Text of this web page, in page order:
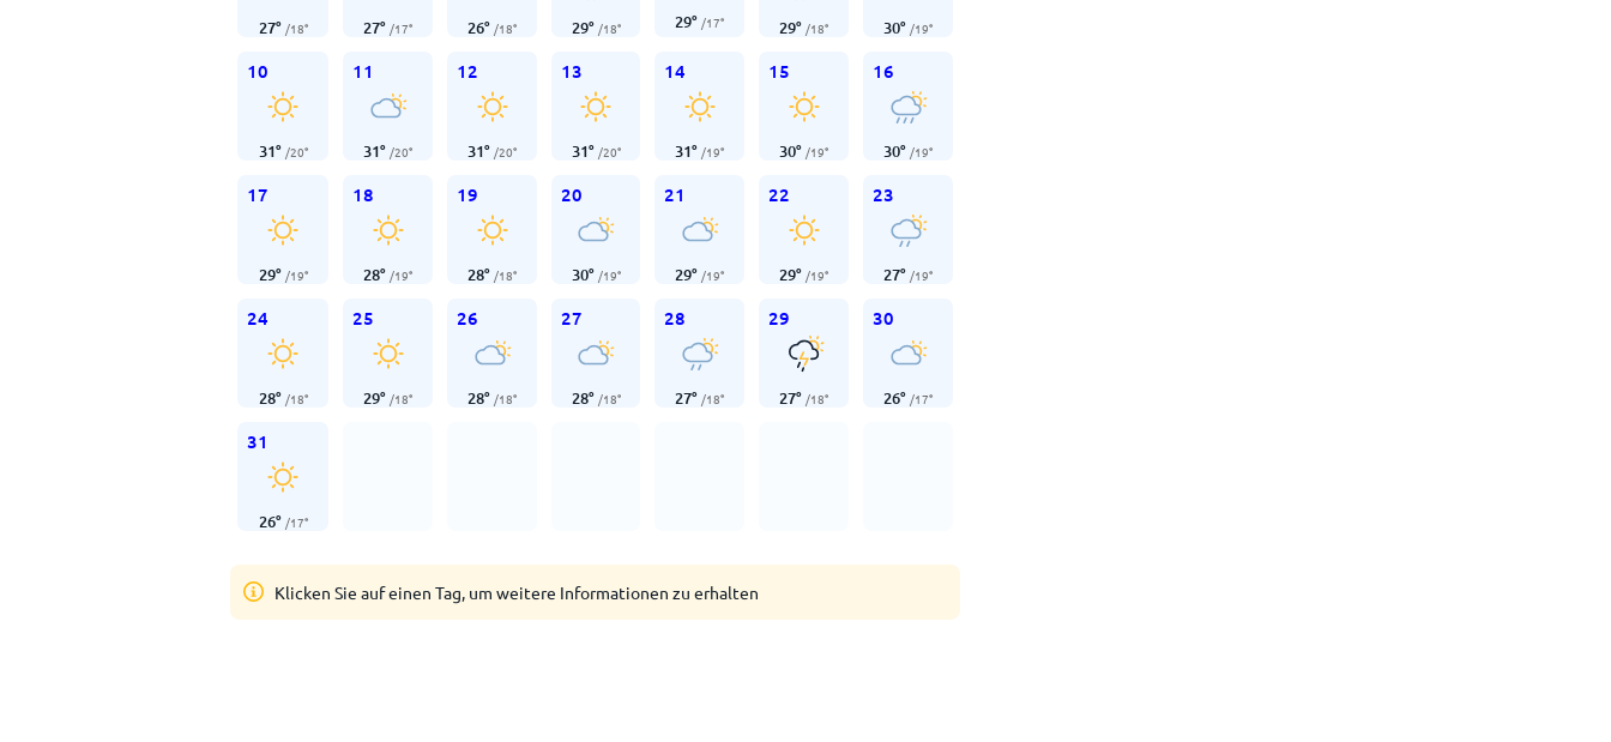
27° /18° 27° /17° 26° /18° 29° /18° 29° /17° 29° /18° 30° /19°
10
31° /20°
11
31° /20°
12
31° /20°
13
31° /20°
14
31° /19°
15
30° /19°
16
30° /19°
17
29° /19°
18
28° /19°
19
28° /18°
20
30° /19°
21
29° /19°
22
29° /19°
23
27° /19°
24
28° /18°
25
29° /18°
26
28° /18°
27
28° /18°
28
27° /18°
29
27° /18°
30
26° /17°
31
26° /17°
Klicken Sie auf einen Tag, um weitere Informationen zu erhalten